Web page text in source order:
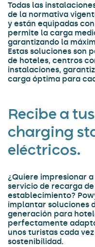
Todas las
de la normativa
y están equipadas
permite la carga
garantizando la
Estas soluciones son
de hoteles, centros
instalaciones,
carga óptima para
Recibe a
charging
eléctricos.
¿Quiere impresionar
servicio de recarga
establecimiento?
implantar soluciones
generación para
perfectamente
unos turistas cada
sostenibilidad.